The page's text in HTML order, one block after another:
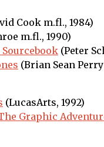
Cook m.fl., 1984)
m.fl., 1990)
(Peter
(Brian Sean
(LucasArts, 1992)
Graphic